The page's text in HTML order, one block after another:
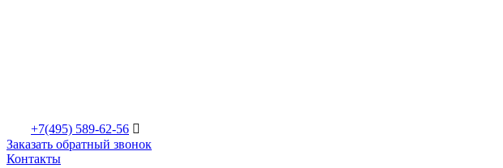
+7(495) 589-62-56 
Заказать обратный звонок
Контакты